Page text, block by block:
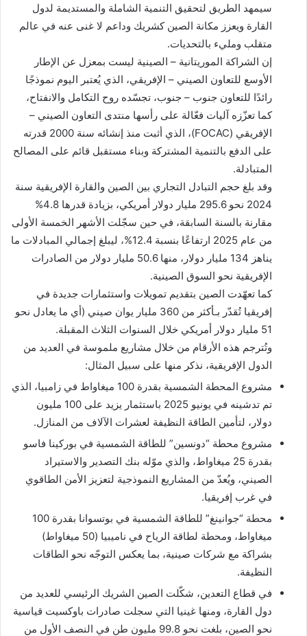
سيمهد الطريق لتحقيق التنمية الشاملة والمستديمة لدول
القارة ويعزز مكانة الصين كشريك وداعم لا غنى عنه في عالم
متقلب ومليء بالتحديات.
إن الشراكة الموريتانية – الصينية ليست بمعزل عن الإطار
الأوسع للتعاون الصيني – الإفريقي، الذي يُعتبر اليوم نموذجًا
رائدًا للتعاون جنوب – جنوب، تجسّده روح التكامل والانفتاح،
كما تعزّزه آليات فعّالة على رأسها منتدى التعاون الصيني –
الإفريقي (FOCAC)، الذي أثبت منذ إنشائه سنة 2000 قدرته
على الدفع بالتنمية المشتركة وبناء مستقبل قائم على المصالح
المتبادلة.
وقد بلغ حجم التبادل التجاري بين الصين والقارة الإفريقية سنة
2024 نحو 295.6 مليار دولار أمريكي، بزيادة قدرها 4.8%
مقارنة بالسنة السابقة، في حين سجّلت الأشهر الخمسة الأولى
من عام 2025 ارتفاعًا بنسبة 12.4%، ليبلغ إجمالي المبادلات ما
يناهز 134 مليار دولار، منها 50.6 مليار دولار من الصادرات
الإفريقية نحو السوق الصينية.
كما تعهّدت الصين بتقديم تمويلات واستثمارات جديدة في
إفريقيا تُقدّر بـأكثر من 360 مليار يوان صيني (أي ما يعادل نحو
51 مليار دولار أمريكي خلال السنوات الثلاث المقبلة.
وتُترجم هذه الأرقام من خلال مشاريع ملموسة في العديد من
الدول الإفريقية، نذكر منها على سبيل المثال:
مشروع المحطة الشمسية بقدرة 100 ميغاواط في زامبيا، الذي
تم تدشينه في يونيو 2025 باستثمار يزيد على 100 مليون
دولار، لتأمين الطاقة النظيفة لعشرات الآلاف من المنازل.
مشروع محطة “دونسين” للطاقة الشمسية في بوركينا فاسو
بقدرة 25 ميغاواط، والذي موّله بنك التصدير والاستيراد
الصيني، ويُعدّ من المشاريع النموذجية لتعزيز الأمن الطاقوي
في غرب إفريقيا.
محطة “جوانينغ” للطاقة الشمسية في بوتسوانا بقدرة 100
ميغاواط، ومحطة لطاقة الرياح في ناميبيا (50 ميغاواط)
بشراكة مع شركات صينية، بما يعكس التوجّه نحو الطاقات
النظيفة.
في قطاع التعدين، شكّلت الصين الشريك الرئيسي للعديد من
دول القارة، ومنها غينيا التي سجلت صادرات باوكسيت قياسية
نحو الصين، بلغت نحو 99.8 مليون طن في النصف الأول من